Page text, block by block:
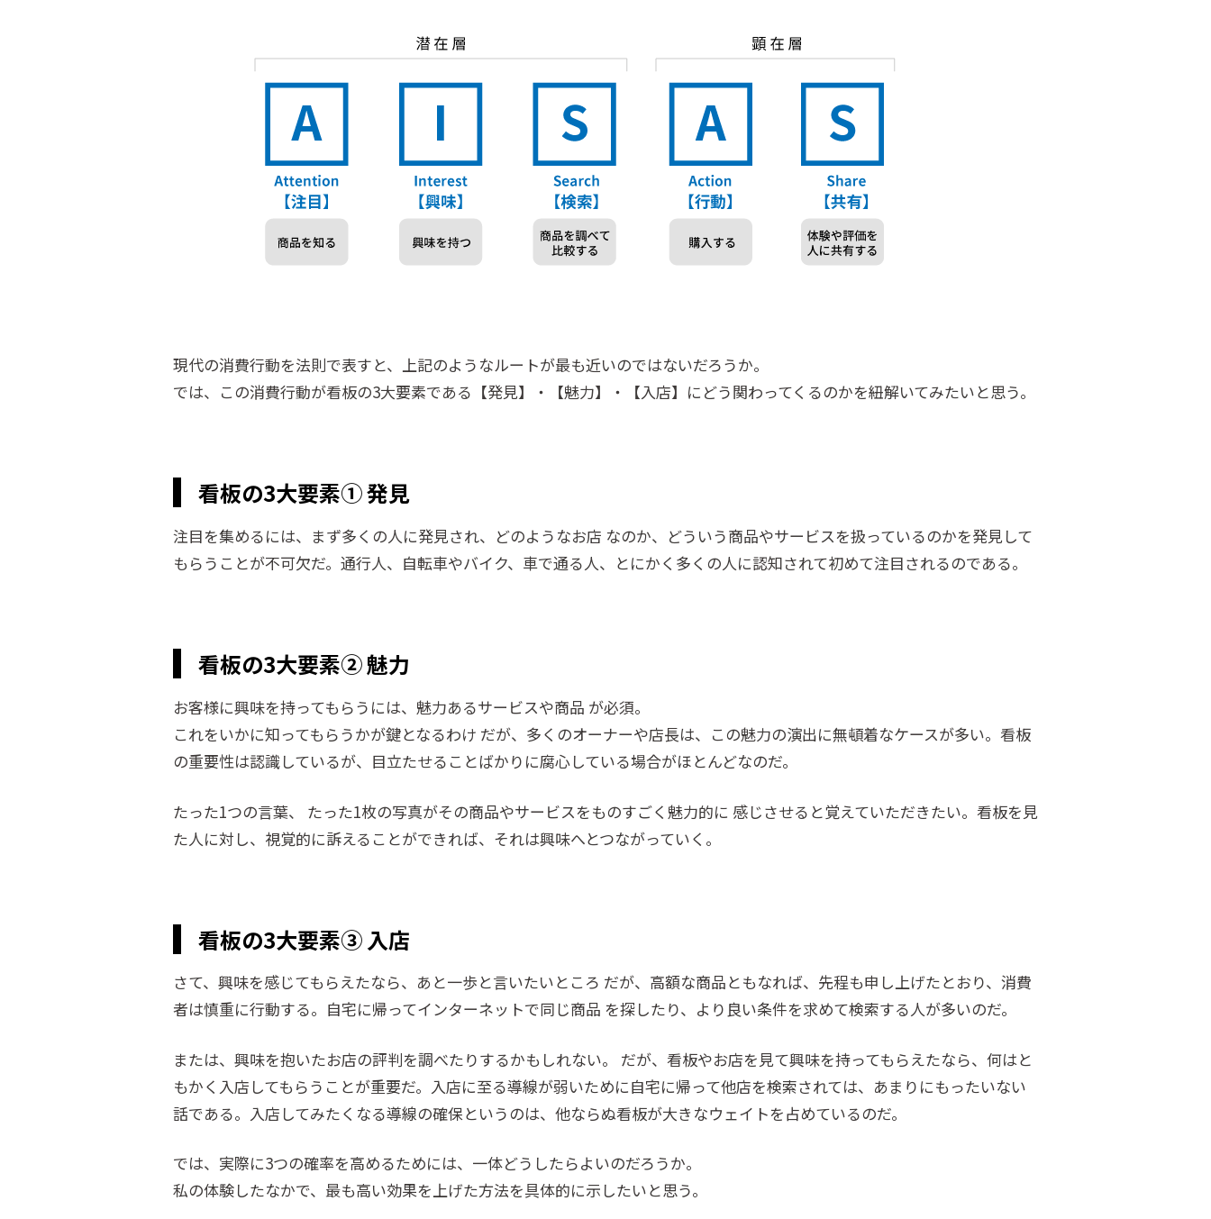
現代の消費行動を法則で表すと、上記のようなルートが最も近いのではないだろうか。
では、この消費行動が看板の3大要素である【発見】・【魅力】・【入店】にどう関わってくるのかを紐解いてみたいと思う。
看板の3大要素① 発見
注目を集めるには、まず多くの人に発見され、どのようなお店 なのか、どういう商品やサービスを扱っているのかを発見して
もらうことが不可欠だ。通行人、自転車やバイク、車で通る人、とにかく多くの人に認知されて初めて注目されるのである。
看板の3大要素② 魅力
お客様に興味を持ってもらうには、魅力あるサービスや商品 が必須。
これをいかに知ってもらうかが鍵となるわけ だが、多くのオーナーや店長は、この魅力の演出に無頓着なケースが多い。看板
の重要性は認識しているが、目立たせることばかりに腐心している場合がほとんどなのだ。
たった1つの言葉、 たった1枚の写真がその商品やサービスをものすごく魅力的に 感じさせると覚えていただきたい。看板を見
た人に対し、視覚的に訴えることができれば、それは興味へとつながっていく。
看板の3大要素③ 入店
さて、興味を感じてもらえたなら、あと一歩と言いたいところ だが、高額な商品ともなれば、先程も申し上げたとおり、消費
者は慎重に行動する。自宅に帰ってインターネットで同じ商品 を探したり、より良い条件を求めて検索する人が多いのだ。
または、興味を抱いたお店の評判を調べたりするかもしれない。 だが、看板やお店を見て興味を持ってもらえたなら、何はと
もかく入店してもらうことが重要だ。入店に至る導線が弱いために自宅に帰って他店を検索されては、あまりにもったいない
話である。入店してみたくなる導線の確保というのは、他ならぬ看板が大きなウェイトを占めているのだ。
では、実際に3つの確率を高めるためには、一体どうしたらよいのだろうか。
私の体験したなかで、最も高い効果を上げた方法を具体的に示したいと思う。